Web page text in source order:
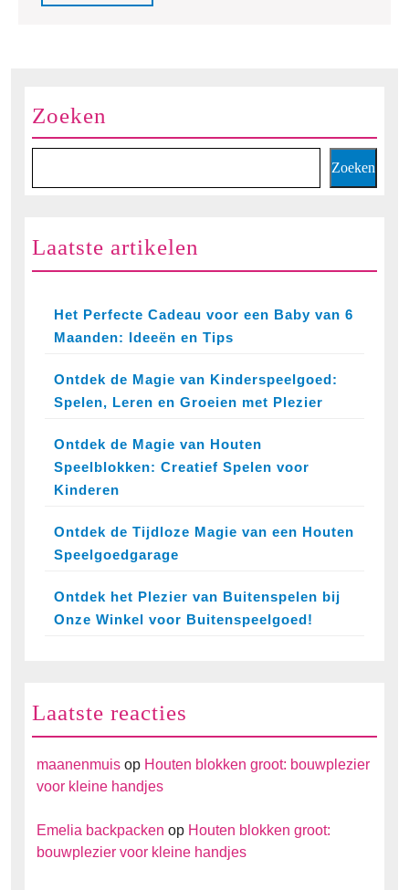
Full
Zoeken
Zoeken
Laatste artikelen
Het Perfecte Cadeau voor een Baby van 6
Maanden: Ideeën en Tips
Ontdek de Magie van Kinderspeelgoed:
Spelen, Leren en Groeien met Plezier
Ontdek de Magie van Houten
Speelblokken: Creatief Spelen voor
Kinderen
Ontdek de Tijdloze Magie van een Houten
Speelgoedgarage
Ontdek het Plezier van Buitenspelen bij
Onze Winkel voor Buitenspeelgoed!
Laatste reacties
maanenmuis op Houten blokken groot: bouwplezier
voor kleine handjes
Emelia backpacken op Houten blokken groot:
bouwplezier voor kleine handjes